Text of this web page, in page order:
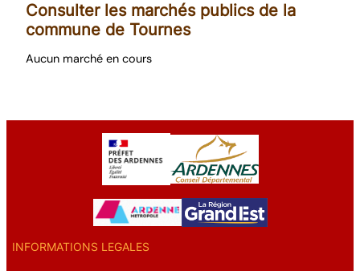
Consulter les marchés publics de la
commune de Tournes
Aucun marché en cours
INFORMATIONS LEGALES